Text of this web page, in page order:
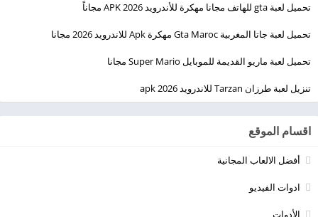
تحميل لعبة gta للهاتف مجانا مهكرة للأندرويد 2026 APK مجاناً
تحميل لعبة جاتا المغربية Gta Maroc مهكرة Apk للاندرويد 2026 مجانا
تحميل لعبة ماريو القديمة للموبايل Super Mario مجانا
تنزيل لعبة طرزان Tarzan للاندرويد apk 2026
اقسام الموقع
أفضل الالعاب المجانية
ادوات الفيديو
الأدوات